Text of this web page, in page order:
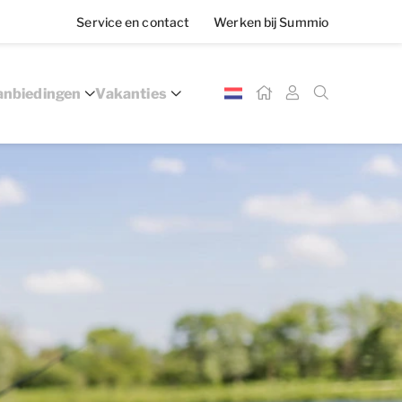
Service en contact Werken bij Summio
Vakanties